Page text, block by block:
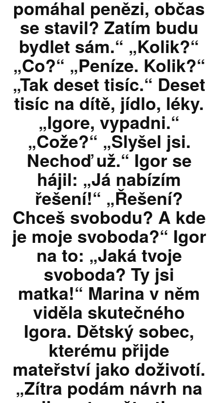
pomáhal penězi, občas
se stavil? Zatím budu
bydlet sám.“ „Kolik?“
„Co?“ „Peníze. Kolik?“
„Tak deset tisíc.“ Deset
tisíc na dítě, jídlo, léky.
„Igore, vypadni.“
„Cože?“ „Slyšel jsi.
Nechoď už.“ Igor se
hájil: „Já nabízím
řešení!“ „Řešení?
Chceš svobodu? A kde
je moje svoboda?“ Igor
na to: „Jaká tvoje
svoboda? Ty jsi
matka!“ Marina v něm
viděla skutečného
Igora. Dětský sobec,
kterému přijde
mateřství jako doživotí.
„Zítra podám návrh na